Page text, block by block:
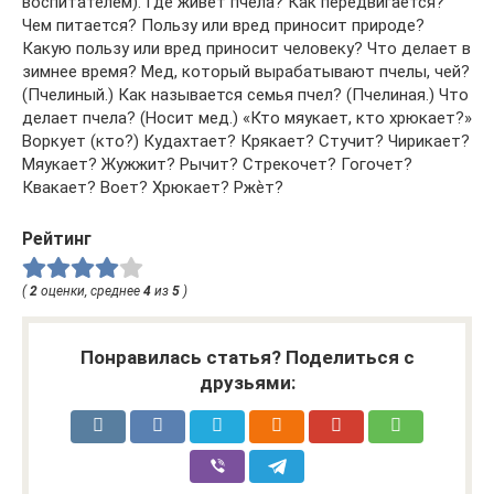
Чем питается? Пользу или вред приносит природе?
Какую пользу или вред приносит человеку? Что делает в
зимнее время? Мед, который вырабатывают пчелы, чей?
(Пчелиный.) Как называется семья пчел? (Пчелиная.) Что
делает пчела? (Носит мед.) «Кто мяукает, кто хрюкает?»
Воркует (кто?) Кудахтает? Крякает? Стучит? Чирикает?
Мяукает? Жужжит? Рычит? Стрекочет? Гогочет?
Квакает? Воет? Хрюкает? Ржѐт?
Рейтинг
(2 оценки, среднее 4 из 5 )
Понравилась статья? Поделиться с
друзьями: